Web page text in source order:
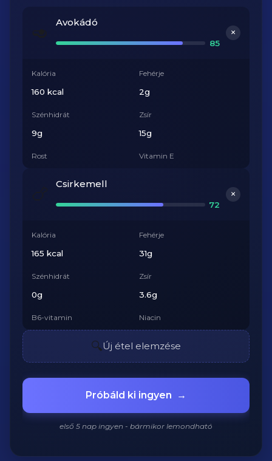
Avokádó
85
+
Kalória
160 kcal
Fehérje
2g
Szénhidrát
9g
Zsír
15g
Rost Vitamin E
Csirkemell
72
+
Kalória
165 kcal
Fehérje
31g
Szénhidrát
0g
Zsír
3.6g
B6-vitamin Niacin
🔍Új étel elemzése
Próbáld ki ingyen →
első 5 nap ingyen - bármikor lemondható